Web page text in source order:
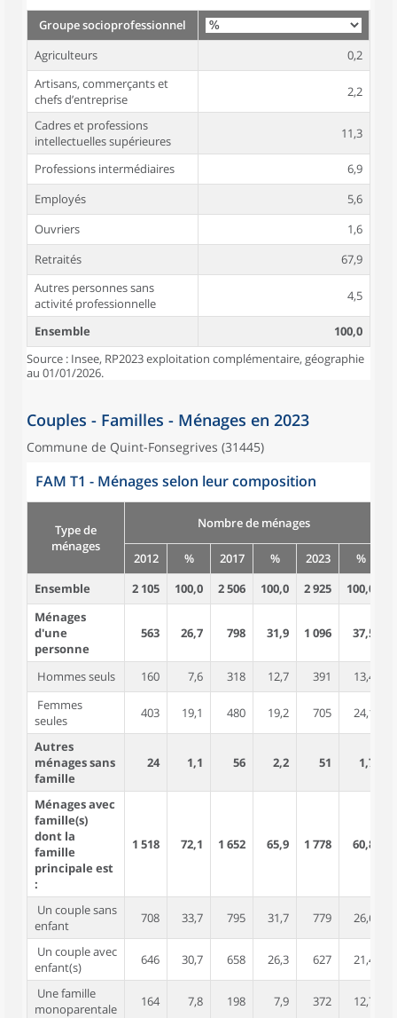
Groupe socioprofessionnel
Agriculteurs
0,2
Artisans, commerçants et
chefs d’entreprise
2,2
Cadres et professions
intellectuelles supérieures
11,3
Professions intermédiaires
6,9
Employés
5,6
Ouvriers
1,6
Retraités
67,9
Autres personnes sans
activité professionnelle
4,5
Ensemble
100,0
Source : Insee, RP2023 exploitation complémentaire, géographie
au 01/01/2026.
Couples - Familles - Ménages en 2023
Commune de Quint-Fonsegrives (31445)
FAM T1 - Ménages selon leur composition
Type de
ménages
Nombre de ménages
2012 % 2017 % 2023 %
Ensemble
2 105 100,0 2 506 100,0 2 925 100,0
Ménages
d'une
personne
563 26,7 798 31,9 1 096 37,5
Hommes seuls 160 7,6 318 12,7 391
13,4
Femmes
seules
403 19,1 480 19,2 705 24,1
Autres
ménages sans
famille
24 1,1 56 2,2 51 1,7
Ménages avec
famille(s)
dont la
famille
principale est
:
1 518 72,1 1 652 65,9 1 778 60,8
Un couple sans
enfant
708 33,7 795 31,7 779 26,6
Un couple avec
enfant(s)
646 30,7 658 26,3 627 21,4
Une famille
monoparentale
164 7,8 198 7,9 372 12,7